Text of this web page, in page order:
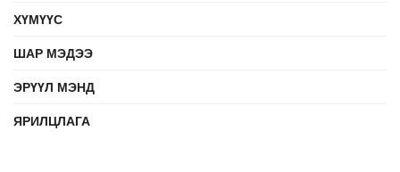
ХҮМҮҮС
ШАР МЭДЭЭ
ЭРҮҮЛ МЭНД
ЯРИЛЦЛАГА